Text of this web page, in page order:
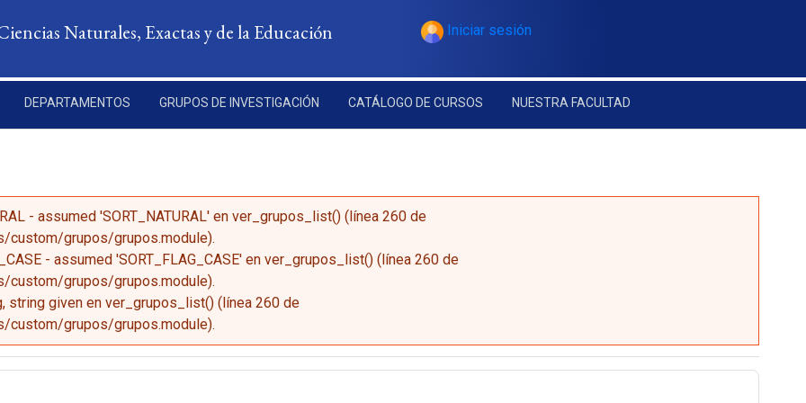
Naturales, Exactas y de la Educación Iniciar sesión
DEPARTAMENTOS GRUPOS DE INVESTIGACIÓN CATÁLOGO DE CURSOS NUESTRA FACULTAD
- assumed 'SORT_NATURAL' en ver_grupos_list() (línea 260 de
grupos/grupos.module).
- assumed 'SORT_FLAG_CASE' en ver_grupos_list() (línea 260 de
grupos/grupos.module).
string given en ver_grupos_list() (línea 260 de
grupos/grupos.module).